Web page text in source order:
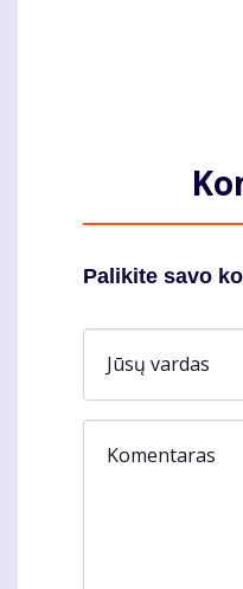
Palikite savo
Jūsų vardas
Komentaras